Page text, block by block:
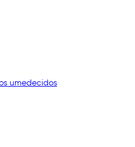
umedecidos